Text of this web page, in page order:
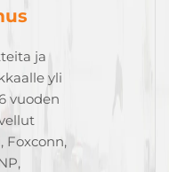
ja
yli
vuoden
Foxconn,